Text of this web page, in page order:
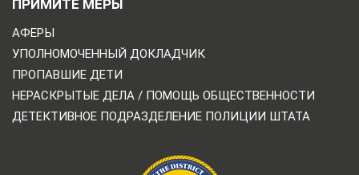
ПРИМИТЕ МЕРЫ
АФЕРЫ
УПОЛНОМОЧЕННЫЙ ДОКЛАДЧИК
ПРОПАВШИЕ ДЕТИ
НЕРАСКРЫТЫЕ ДЕЛА / ПОМОЩЬ ОБЩЕСТВЕННОСТИ
ДЕТЕКТИВНОЕ ПОДРАЗДЕЛЕНИЕ ПОЛИЦИИ ШТАТА